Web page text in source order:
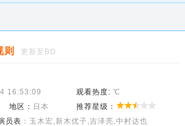
则 更新至BD
16:53:09 观看热度: ℃
地区： 日本
推荐星级：
员表 ：玉木宏,新木优子,吉泽亮,中村达也